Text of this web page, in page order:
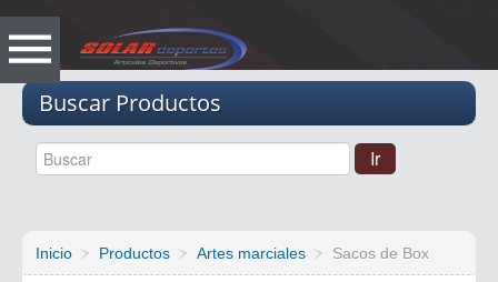
Buscar Productos
Inicio Productos Artes marciales Sacos de Box